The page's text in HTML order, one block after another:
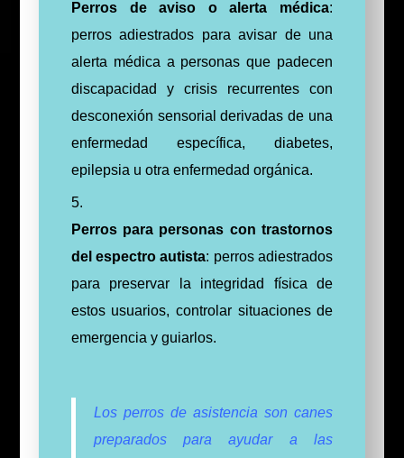
Perros de aviso o alerta médica:
perros adiestrados para avisar de una
alerta médica a personas que padecen
discapacidad y crisis recurrentes con
desconexión sensorial derivadas de una
enfermedad específica, diabetes,
epilepsia u otra enfermedad orgánica.
Perros para personas con trastornos
del espectro autista: perros adiestrados
para preservar la integridad física de
estos usuarios, controlar situaciones de
emergencia y guiarlos.
Los perros de asistencia son canes
preparados para ayudar a las